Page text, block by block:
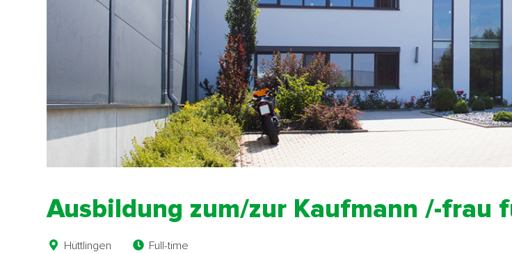
Ausbildung zum/zur Kaufmann /-frau
Hüttlingen Full-time